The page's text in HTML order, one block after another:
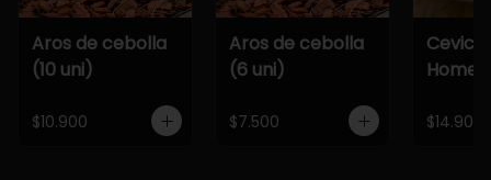
Aros de cebolla
(10 uni)
$10.900
Aros de cebolla
(6 uni)
$7.500
Home
$14.900